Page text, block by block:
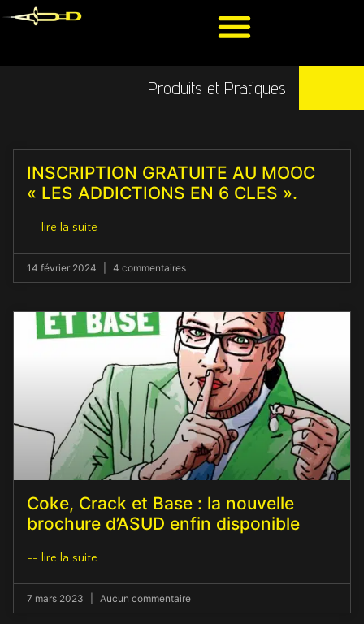
Produits et Pratiques
INSCRIPTION GRATUITE AU MOOC
« LES ADDICTIONS EN 6 CLES ».
-- lire la suite
14 février 2024 4 commentaires
Coke, Crack et Base : la nouvelle
brochure d’ASUD enfin disponible
-- lire la suite
7 mars 2023 Aucun commentaire